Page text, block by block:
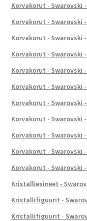
Korvakorut - Swarovski
Korvakorut - Swarovski
Korvakorut - Swarovski
Korvakorut - Swarovski
Korvakorut - Swarovski
Korvakorut - Swarovski
Korvakorut - Swarovski
Korvakorut - Swarovski
Korvakorut - Swarovski
Korvakorut - Swarovski
Korvakorut - Swarovski
Kristalliesineet -
Kristallifiguurit -
Kristallifiguurit -